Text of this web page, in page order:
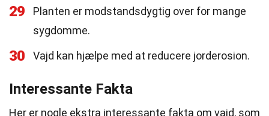
29
Planten er modstandsdygtig over for mange
sygdomme.
30 Vajd kan hjælpe med at reducere jorderosion.
Interessante Fakta
Her er nogle ekstra interessante fakta om vajd, som